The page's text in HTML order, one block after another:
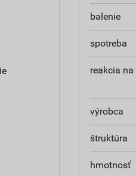
balenie
spotreba
reakcia na
výrobca
štruktúra
hmotnosť